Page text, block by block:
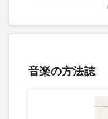
音楽の方法誌